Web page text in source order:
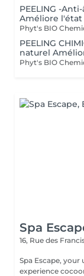
PEELING -
Améliore l'état
PEELING
naturel
Spa
16, Rue des
Spa Escape, your
experience